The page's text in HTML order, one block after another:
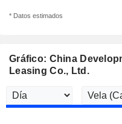
* Datos estimados
Gráfico: China
Leasing Co., Ltd.